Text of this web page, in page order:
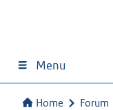
Menu
Home Forum